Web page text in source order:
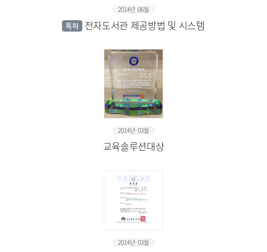
2014년 06월
특허 전자도서관 제공방법 및 시스템
2014년 03월
교육솔루션대상
2014년 03월